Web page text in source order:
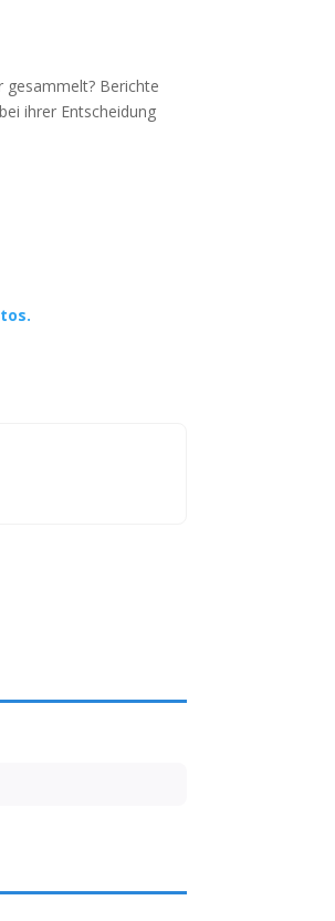
gesammelt? Berichte
ihrer Entscheidung